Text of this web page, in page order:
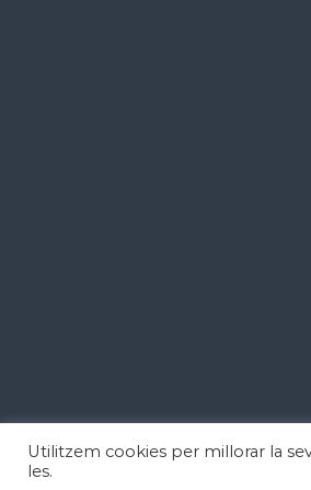
Copyright © 2026 Notícies
Utilitzem cookies per millorar la
les.